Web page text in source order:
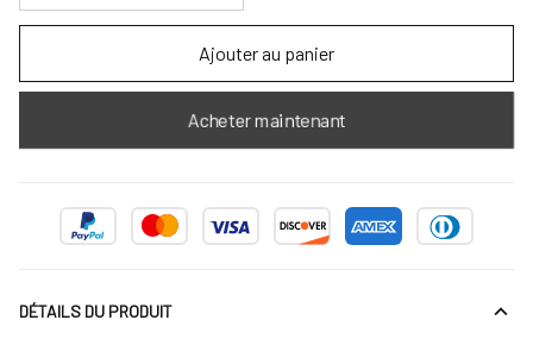
Ajouter au panier
Acheter maintenant
DÉTAILS DU PRODUIT